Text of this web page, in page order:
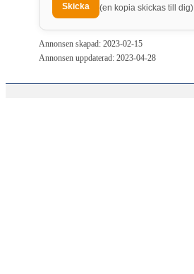
(en kopia skickas till dig)
Annonsen skapad: 2023-02-15
Annonsen uppdaterad: 2023-04-28